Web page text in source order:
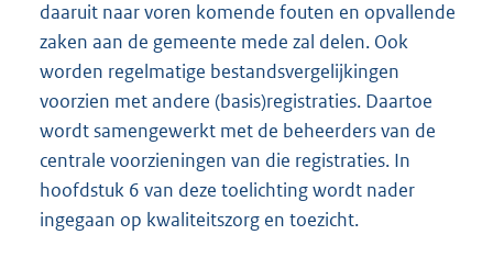
daaruit naar voren komende fouten en opvallende
zaken aan de gemeente mede zal delen. Ook
worden regelmatige bestandsvergelijkingen
voorzien met andere (basis)registraties. Daartoe
wordt samengewerkt met de beheerders van de
centrale voorzieningen van die registraties. In
hoofdstuk 6 van deze toelichting wordt nader
ingegaan op kwaliteitszorg en toezicht.